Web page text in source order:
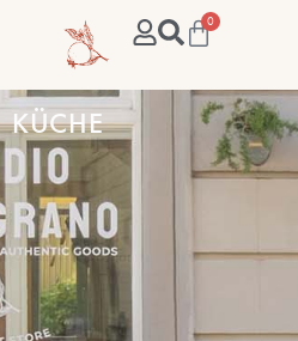
0
KÜCHE